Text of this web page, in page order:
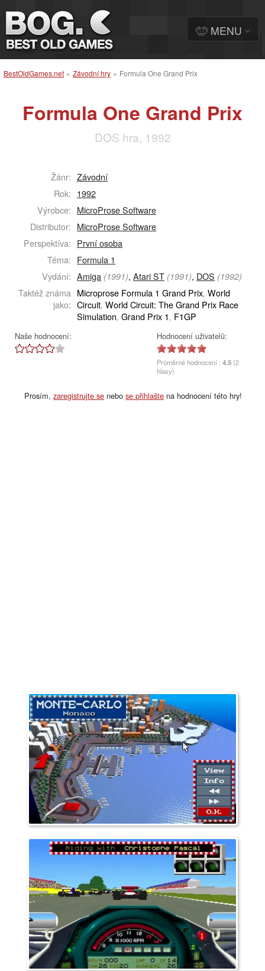
BestOldGames.net » Závodní hry » Formula One Grand Prix
Formula One Grand Prix
DOS hra, 1992
Žánr: Závodní
Rok: 1992
Výrobce: MicroProse Software
Distributor: MicroProse Software
Perspektíva: První osoba
Téma: Formula 1
Vydání: Amiga (1991),Atari ST (1991), DOS (1992)
Taktéž známa
jako:
Microprose Formula 1 Grand Prix, World
Circuit, World Circuit: The Grand Prix Race
Simulation, Grand Prix 1, F1GP
Naše hodnocení: Hodnocení uživatelů:
Průměrné hodnocení :4.5 (2
hlasy)
Prosím,zaregistrujte se nebose přihlašte na hodnocení této hry!
MENU